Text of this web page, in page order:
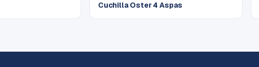
Cuchilla Oster 4 Aspas